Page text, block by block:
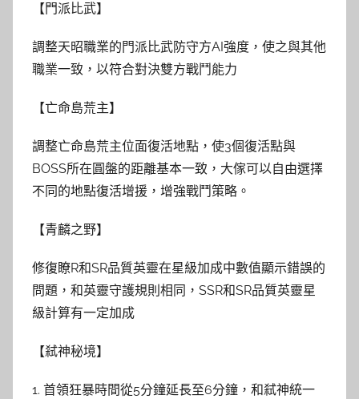
【門派比武】
調整天昭職業的門派比武防守方AI強度，使之與其他
職業一致，以符合對決雙方戰鬥能力
【亡命島荒主】
調整亡命島荒主位面復活地點，使3個復活點與
BOSS所在圓盤的距離基本一致，大傢可以自由選擇
不同的地點復活增援，增強戰鬥策略。
【青麟之野】
修復瞭R和SR品質英靈在星級加成中數值顯示錯誤的
問題，和英靈守護規則相同，SSR和SR品質英靈星
級計算有一定加成
【弒神秘境】
1. 首領狂暴時間從5分鐘延長至6分鐘，和弒神統一